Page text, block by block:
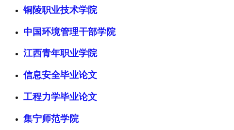
铜陵职业技术学院
中国环境管理干部学院
江西青年职业学院
信息安全毕业论文
工程力学毕业论文
集宁师范学院